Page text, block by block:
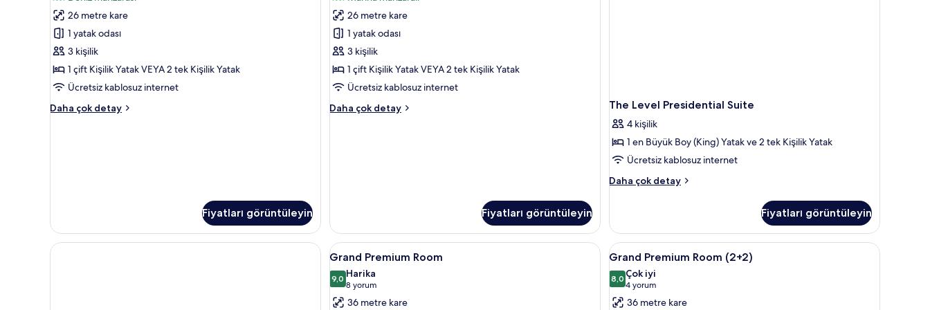
fazla
detay
(3AD)
için
tüm
fotoğrafları
görün
26 metre kare
1 yatak odası
3 kişilik
1 çift Kişilik Yatak VEYA 2 tek Kişilik Yatak
Ücretsiz kablosuz internet
Daha çok detay
Premium
Fiyatları görüntüleyin
tüm
fotoğrafları
görün
26 metre kare
1 yatak odası
3 kişilik
1 çift Kişilik Yatak VEYA 2 tek Kişilik Yatak
Ücretsiz kablosuz internet
Daha çok detay
Premium
Fiyatları görüntüleyin
The Level Presidential Suite
4 kişilik
1 en Büyük Boy (King) Yatak ve 2 tek Kişilik Yatak
Ücretsiz kablosuz internet
Daha çok detay
The
hakkında
daha
fazla
detay
Fiyatları görüntüleyin
Grand
Premium
Room
için
Kaliteli yatak takımı, minibar, odada kasa, masa
5
Grand Premium Room
9,09,0 / 10
Harika
8 yorum
(8
yorum)
36 metre kare
Grand
Premium
Room
(2+2)
Kaliteli yatak takımı, minibar, odada kasa,
5
Grand Premium Room (2+2)
8,08,0 / 10
Çok iyi
4 yorum
(4
yorum)
36 metre kare